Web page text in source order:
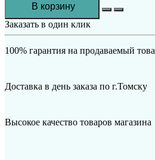
В корзину
Заказать в один клик
100% гарантия на продаваемый
Доставка в день заказа по г.Томску
Высокое качество товаров магазина